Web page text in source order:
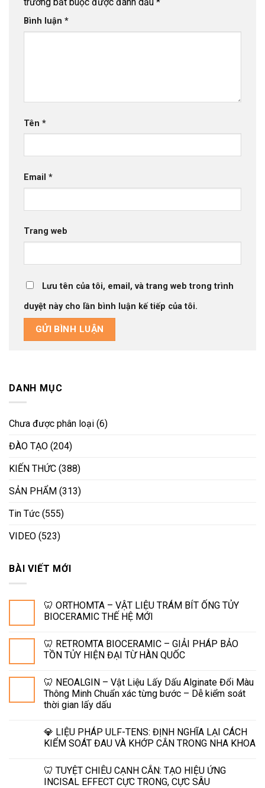
trường bắt buộc được đánh dấu *
Bình luận *
Tên *
Email *
Trang web
Lưu tên của tôi, email, và trang web trong trình
duyệt này cho lần bình luận kế tiếp của tôi.
DANH MỤC
Chưa được phân loại (6)
ĐÀO TẠO (204)
KIẾN THỨC (388)
SẢN PHẨM (313)
Tin Tức (555)
VIDEO (523)
BÀI VIẾT MỚI
🦷 ORTHOMTA – VẬT LIỆU TRÁM BÍT ỐNG TỦY
BIOCERAMIC THẾ HỆ MỚI
🦷 RETROMTA BIOCERAMIC – GIẢI PHÁP BẢO
TỒN TỦY HIỆN ĐẠI TỪ HÀN QUỐC
🦷 NEOALGIN – Vật Liệu Lấy Dấu Alginate Đổi Màu
Thông Minh Chuẩn xác từng bước – Dễ kiểm soát
thời gian lấy dấu
💎 LIỆU PHÁP ULF-TENS: ĐỊNH NGHĨA LẠI CÁCH
KIỂM SOÁT ĐAU VÀ KHỚP CẮN TRONG NHA KHOA
🦷 TUYỆT CHIÊU CẠNH CẮN: TẠO HIỆU ỨNG
INCISAL EFFECT CỰC TRONG, CỰC SÂU